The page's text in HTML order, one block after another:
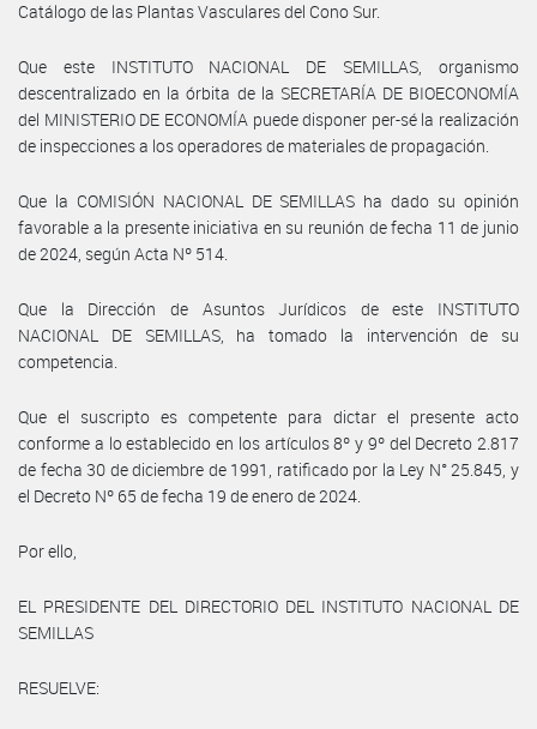
Catálogo de las Plantas Vasculares del Cono Sur.
Que este INSTITUTO NACIONAL DE SEMILLAS, organismo
descentralizado en la órbita de la SECRETARÍA DE BIOECONOMÍA
del MINISTERIO DE ECONOMÍA puede disponer per-sé la realización
de inspecciones a los operadores de materiales de propagación.
Que la COMISIÓN NACIONAL DE SEMILLAS ha dado su opinión
favorable a la presente iniciativa en su reunión de fecha 11 de junio
de 2024, según Acta Nº 514.
Que la Dirección de Asuntos Jurídicos de este INSTITUTO
NACIONAL DE SEMILLAS, ha tomado la intervención de su
competencia.
Que el suscripto es competente para dictar el presente acto
conforme a lo establecido en los artículos 8º y 9º del Decreto 2.817
de fecha 30 de diciembre de 1991, ratificado por la Ley N° 25.845, y
el Decreto Nº 65 de fecha 19 de enero de 2024.
Por ello,
EL PRESIDENTE DEL DIRECTORIO DEL INSTITUTO NACIONAL DE
SEMILLAS
RESUELVE: